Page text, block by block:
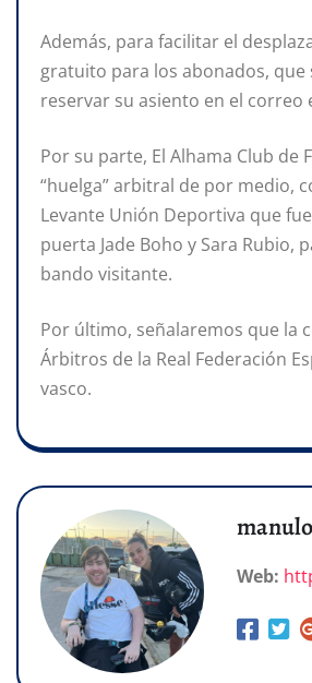
Además, para facilitar el
gratuito para los abonados, que
reservar su asiento en el correo
Por su parte, El Alhama Club
“huelga” arbitral de por medio,
Levante Unión Deportiva que
puerta Jade Boho y Sara Rubio,
bando visitante.
Por último, señalaremos que la
Árbitros de la Real Federación
vasco.
Web: